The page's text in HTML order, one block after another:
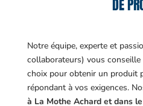
DE
Notre équipe, experte et
collaborateurs) vous
choix pour obtenir un produit
répondant à vos exigences.
à La Mothe Achard et dans